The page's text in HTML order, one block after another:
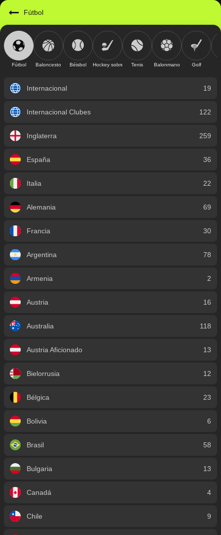
Fútbol
Fútbol Baloncesto Béisbol Hockey sobre hieloTenis Balonmano Golf
Internacional 19
Internacional Clubes 122
Inglaterra 259
España 36
Italia 22
Alemania 69
Francia 30
Argentina 78
Armenia 2
Austria 16
Australia 118
Austria Aficionado 13
Bielorrusia 12
Bélgica 23
Bolivia 6
Brasil 58
Bulgaria 13
Canadá 4
Chile 9
https://mobile.geniusbet.sv/sport/detail/futbol?id=1